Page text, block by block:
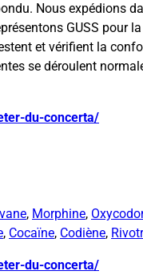
Nous expédions
GUSS pour la
et vérifient la
se déroulent
du-concerta/
, Morphine,
, Cocaïne, Codiène,
du-concerta/